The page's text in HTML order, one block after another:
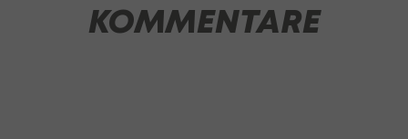
KOMMENTARE